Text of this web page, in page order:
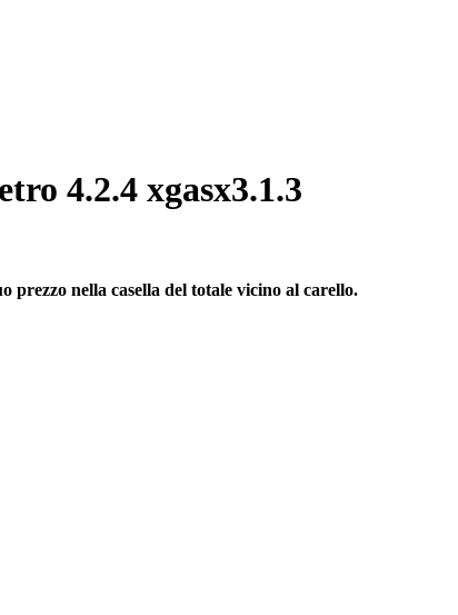
4.2.4 xgasx3.1.3
nella casella del totale vicino al carello.